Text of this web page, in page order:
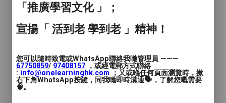
礎線條 和水彩渲染 練習, 循序漸進, 一幅屬
於自已的花卉水彩畫, 在老師指導下輕輕鬆
鬆的完成.
「推廣學習文化 」；
宣揚「 活到老 學到老 」精神！
您可以隨時致電或WhatsApp聯絡我哋管理員 ———
67750859/ 97408157 ，或經電郵方式聯絡
: info@onelearninghk.com ；又或喺任何頁面瀏覽時，撳
右下角WhatsApp按鍵，同我哋即時溝通🗣️，了解您嘅需要
🧠。